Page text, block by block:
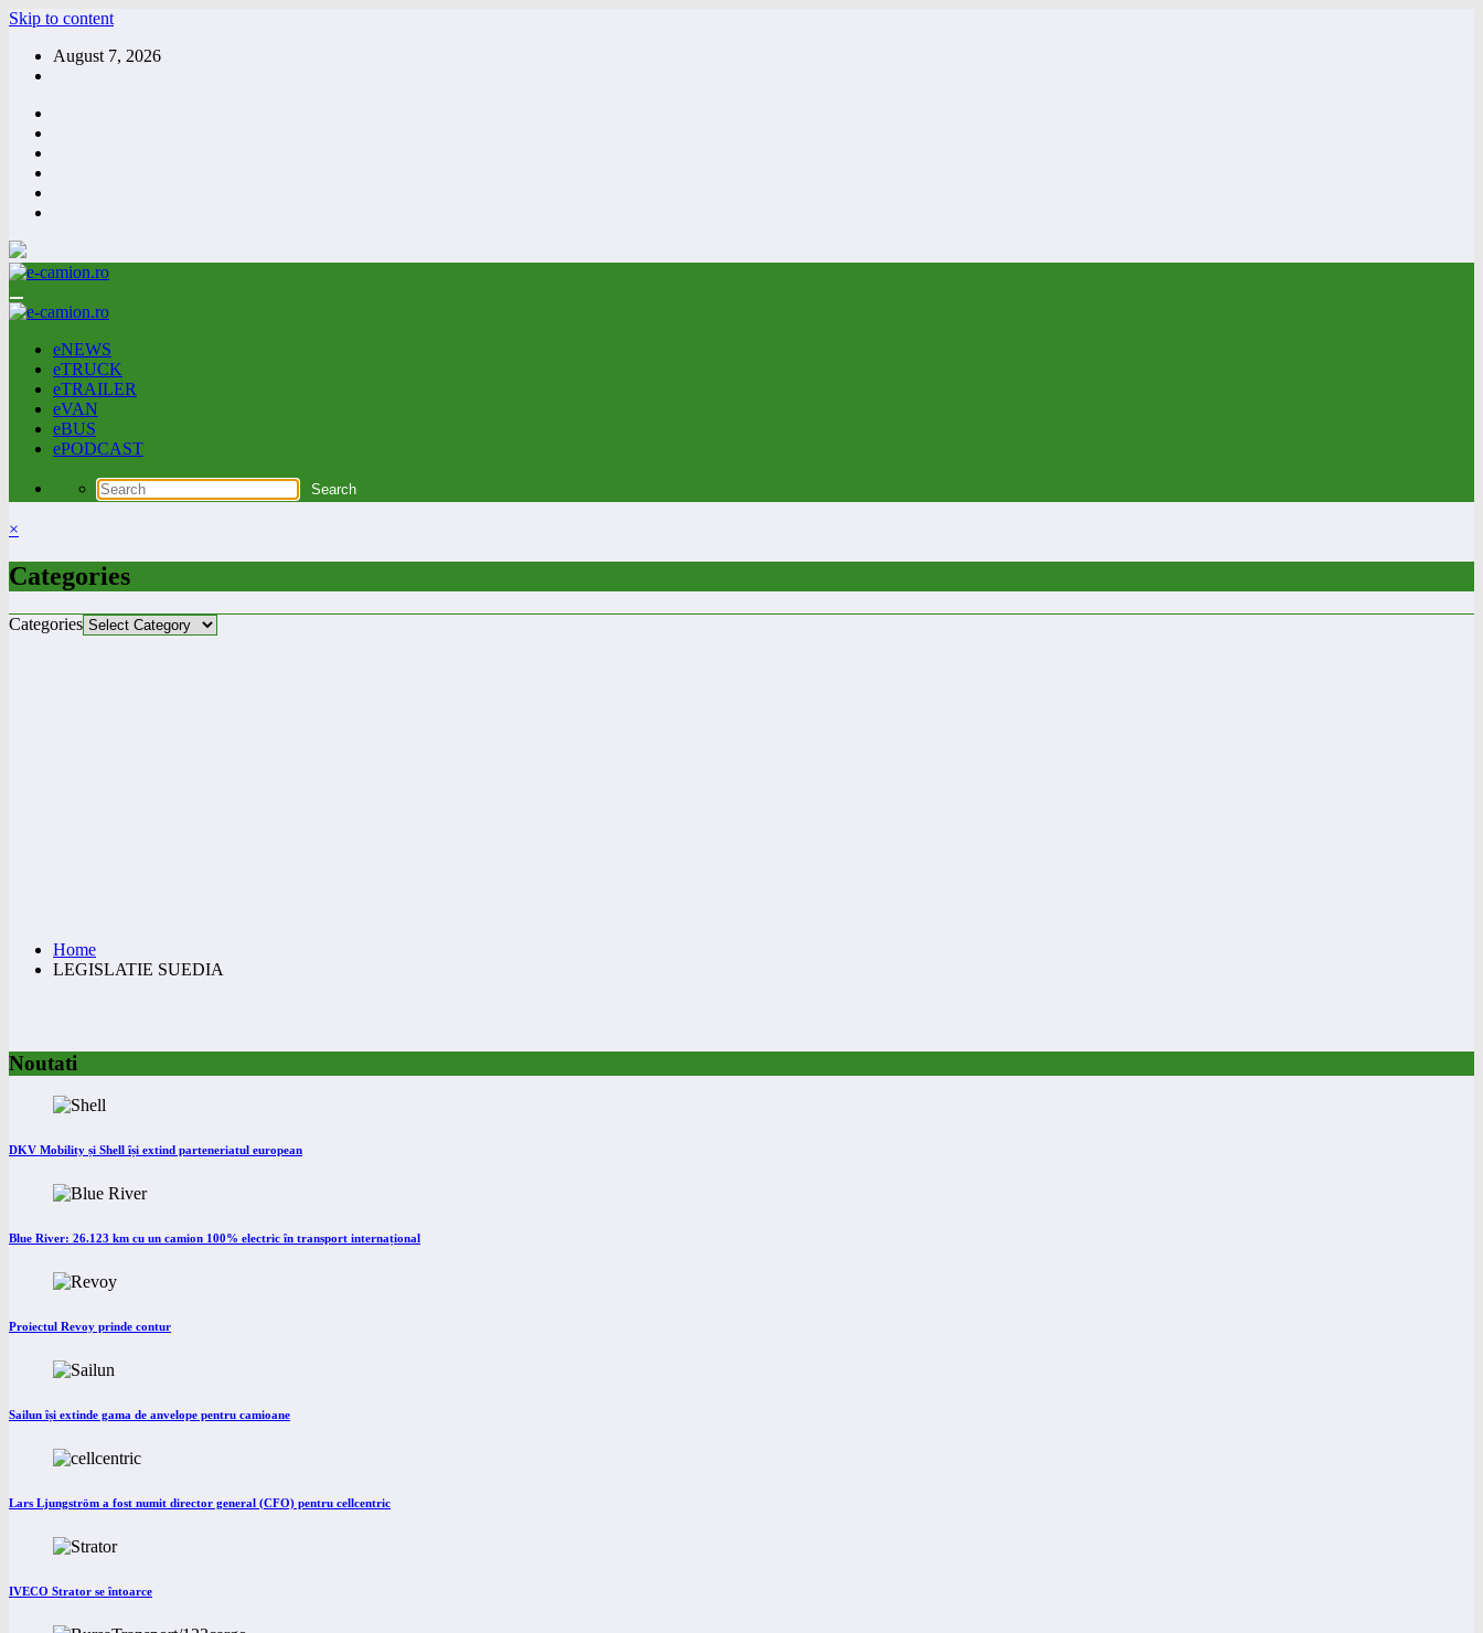
Skip to content
August 7, 2026
eNEWS
eTRUCK
eTRAILER
eVAN
eBUS
ePODCAST
×
Categories
Categories
Home
LEGISLATIE SUEDIA
Noutati
DKV Mobility și Shell își extind parteneriatul european
Blue River: 26.123 km cu un camion 100% electric în transport internațional
Proiectul Revoy prinde contur
Sailun își extinde gama de anvelope pentru camioane
Lars Ljungström a fost numit director general (CFO) pentru cellcentric
IVECO Strator se întoarce